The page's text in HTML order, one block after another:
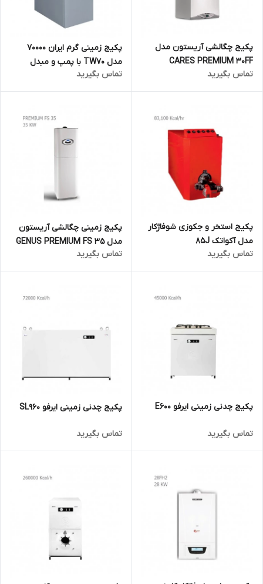
پکیج چگالشی آریستون مدل
CARES PREMIUM 30FF
تماس بگیرید
پکیج زمینی گرم ایران 70000
مدل TW70 با پمپ و مبدل
حرارتی
تماس بگیرید
پکیج استخر و جکوزی شوفاژکار
مدل آکواتک 85J
تماس بگیرید
پکیج زمینی چگالشی آریستون
مدل GENUS PREMIUM FS 35
تماس بگیرید
پکیج چدنی زمینی ایرفو E600
تماس بگیرید
پکیج چدنی زمینی ایرفو SL960
تماس بگیرید